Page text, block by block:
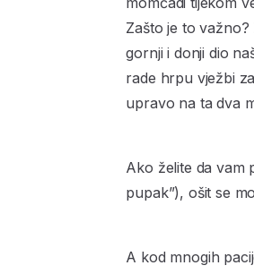
Zašto je to važno?
gornji i donji dio
rade hrpu vježbi
upravo na ta dva
Ako želite da vam
pupak”), ošit se
A kod mnogih